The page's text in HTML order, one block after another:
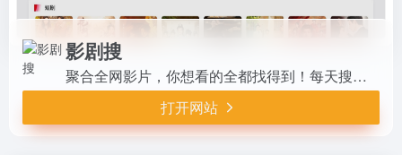
影剧搜
聚合全网影片，你想看的全都找得到！每天搜集最新短剧、电影、电视剧、综艺高清正版免费看！为您提供百万级影视资源的免费分享，专注于打造顶尖的影视搜索引擎，让您畅享影视资源无忧。
打开网站